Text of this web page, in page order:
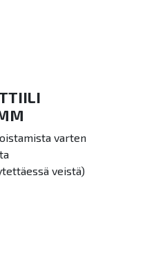
varten
veistä)